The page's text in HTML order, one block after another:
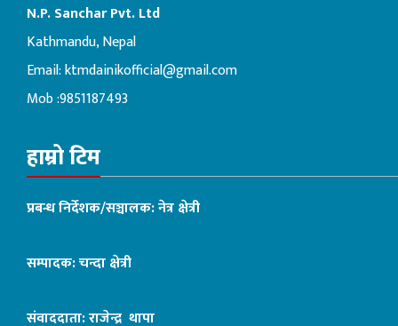
N.P. Sanchar Pvt. Ltd
Kathmandu, Nepal
Email:ktmdainikofficial@gmail.com
Mob :9851187493
हाम्रो टिम
प्रबन्ध निर्देशक/सञ्चालक: नेत्र क्षेत्री
सम्पादक: चन्दा क्षेत्री
संवाददाता: राजेन्द्र थापा